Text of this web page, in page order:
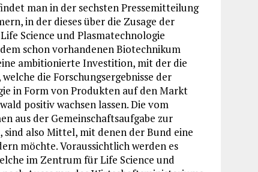
man in der sechsten Pressemitteilung
in der dieses über die Zusage der
Science und Plasmatechnologie
schon vorhandenen Biotechnikum
ambitionierte Investition, mit der die
die Forschungsergebnisse der
in Form von Produkten auf den Markt
positiv wachsen lassen. Die vom
aus der Gemeinschaftsaufgabe zur
also Mittel, mit denen der Bund eine
möchte. Voraussichtlich werden es
im Zentrum für Life Science und